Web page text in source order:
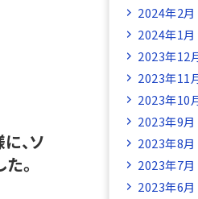
、ソ
。
2024年2月
2024年1月
2023年12
2023年11
2023年10
2023年9月
2023年8月
2023年7月
2023年6月